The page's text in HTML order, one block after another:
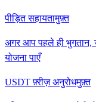
पीड़ित सहायतामुफ़्त
अगर आप पहले ही भुगतान,
योजना पाएँ
USDT फ़्रीज़ अनुरोधमुफ़्त